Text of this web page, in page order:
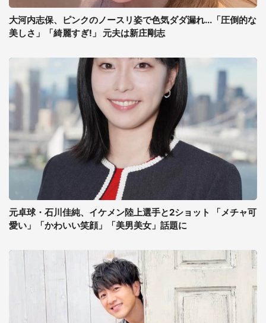
大河内志保、ピンクのノースリ姿で色気ダダ漏れ...「圧倒的な
美しさ」「綺麗すぎ!」 元夫は新庄剛志
元卓球・石川佳純、イケメン陸上選手と2ショット 「メチャ可
愛い」「かわいい笑顔」「美男美女」話題に